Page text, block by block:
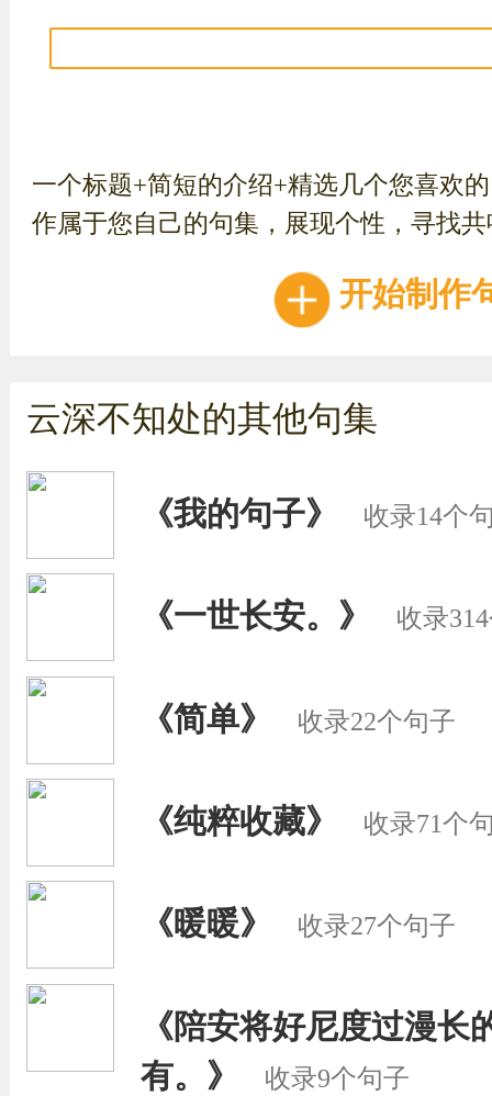
一个标题+简短的介绍+精选几个您喜欢
作属于您自己的句集，展现个性，寻找
开始制作
云深不知处的其他句集
《我的句子》 收录14个
《一世长安。》 收录
《简单》 收录22个句子
《纯粹收藏》 收录71个
《暖暖》 收录27个句子
《陪安将好尼度过漫长
有。》
收录9个句子